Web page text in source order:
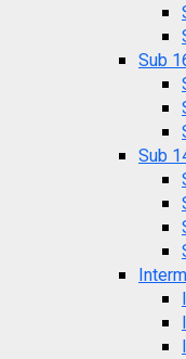
Sub
Sub